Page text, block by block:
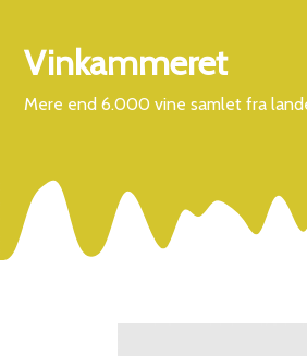
Vinkammeret
Mere end 6.000 vine samlet fra